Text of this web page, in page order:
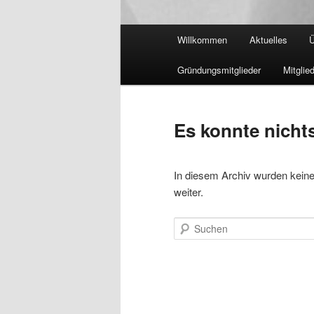
Willkommen Aktuelles
Gründungsmitglieder
Es konnte
In diesem Archiv wurden
weiter.
Suchen